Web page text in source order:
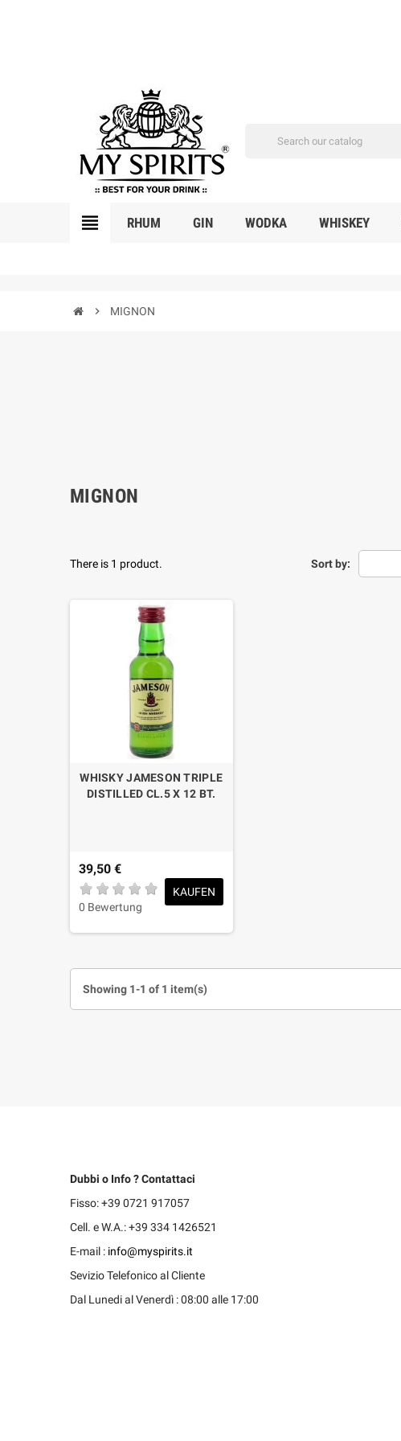
view_headline RHUM GIN WODKA WHISKEY
chevron_right MIGNON
MIGNON
Sort by:
There is 1 product.
WHISKY JAMESON TRIPLE
DISTILLED CL.5 X 12 BT.
39,50 €
0 Bewertung
KAUFEN
Showing 1-1 of 1 item(s)
Dubbi o Info ? Contattaci
Fisso: +39 0721 917057
Cell. e W.A.: +39 334 1426521
E-mail : info@myspirits.it
Sevizio Telefonico al Cliente
Dal Lunedi al Venerdì : 08:00 alle 17:00